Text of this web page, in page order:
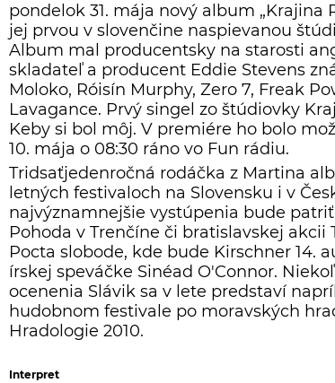
pondelok 31. mája nový album „Krajina
jej prvou v slovenčine naspievanou
Album mal producentsky na starosti
skladateľ a producent Eddie Stevens
Moloko, Róisín Murphy, Zero 7, Freak
Lavagance. Prvý singel zo štúdiovky
Keby si bol môj. V premiére ho bolo
10. mája o 08:30 ráno vo Fun rádiu.
Tridsaťjedenročná rodáčka z Martina
letných festivaloch na Slovensku i v
najvýznamnejšie vystúpenia bude
Pohoda v Trenčíne či bratislavskej akcii
Pocta slobode, kde bude Kirschner 14.
írskej speváčke Sinéad O'Connor.
ocenenia Slávik sa v lete predstaví
hudobnom festivale po moravských
Hradologie 2010.
Interpret